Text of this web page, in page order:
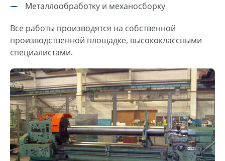
Металлообработку и механосборку
Все работы производятся на собственной
производственной площадке, высококлассными
специалистами.